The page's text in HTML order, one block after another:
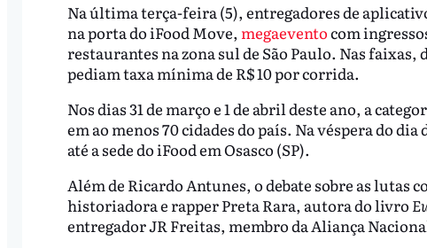
Na última terça-feira (5), entregadores de
na porta do iFood Move, megaeventocom
restaurantes na zona sul de São Paulo. Nas
pediam taxa mínima de R$ 10 por corrida.
Nos dias 31 de março e 1 de abril deste ano, a
em ao menos 70 cidades do país. Na véspera do
até a sede do iFood em Osasco (SP).
Além de Ricardo Antunes, o debate sobre as lutas
historiadora e rapper Preta Rara, autora do livro
entregador JR Freitas, membro da Aliança